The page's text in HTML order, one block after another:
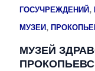
ГОСУЧРЕЖДЕНИЙ ,
МУЗЕИ ,
МУЗЕЙ